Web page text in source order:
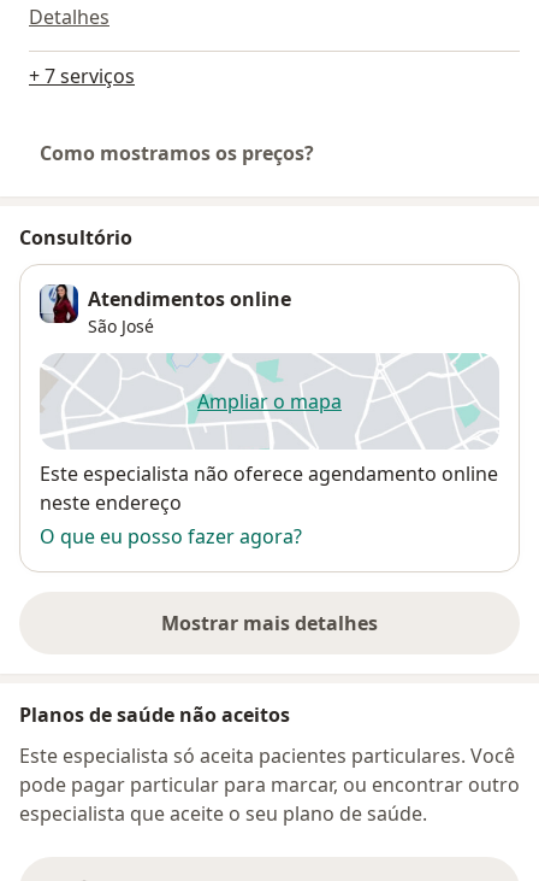
Detalhes
+ 7 serviços
Como mostramos os preços?
Consultório
Atendimentos online
São José
Ampliar o mapaabre num novo separador
Disponibilidade
Este especialista não oferece agendamento online
neste endereço
O que eu posso fazer agora?
Mostrar mais detalhes
sobre o endereço
Planos de saúde não aceitos
Este especialista só aceita pacientes particulares. Você
pode pagar particular para marcar, ou encontrar outro
especialista que aceite o seu plano de saúde.